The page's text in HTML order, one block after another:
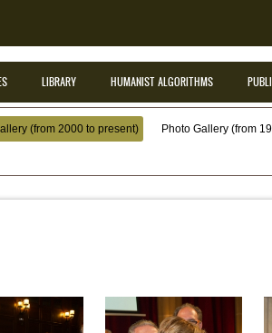
LIBRARY HUMANIST ALGORITHMS
(from 2000 to present) Photo Gallery (from